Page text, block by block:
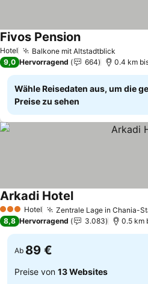
Hotel Balkone mit Altstadtblick
Fivos PensionPreise sehen
9,0 Hervorragend 664 0.4 km
Wähle Reisedaten aus, um die
Preise zu sehen
3 SterneHotel Zentrale Lage in Chania-
Arkadi HotelPreise sehen
8,8 Hervorragend 3.083 0.5 km
Ab 89 €
Preise von 13 Websites